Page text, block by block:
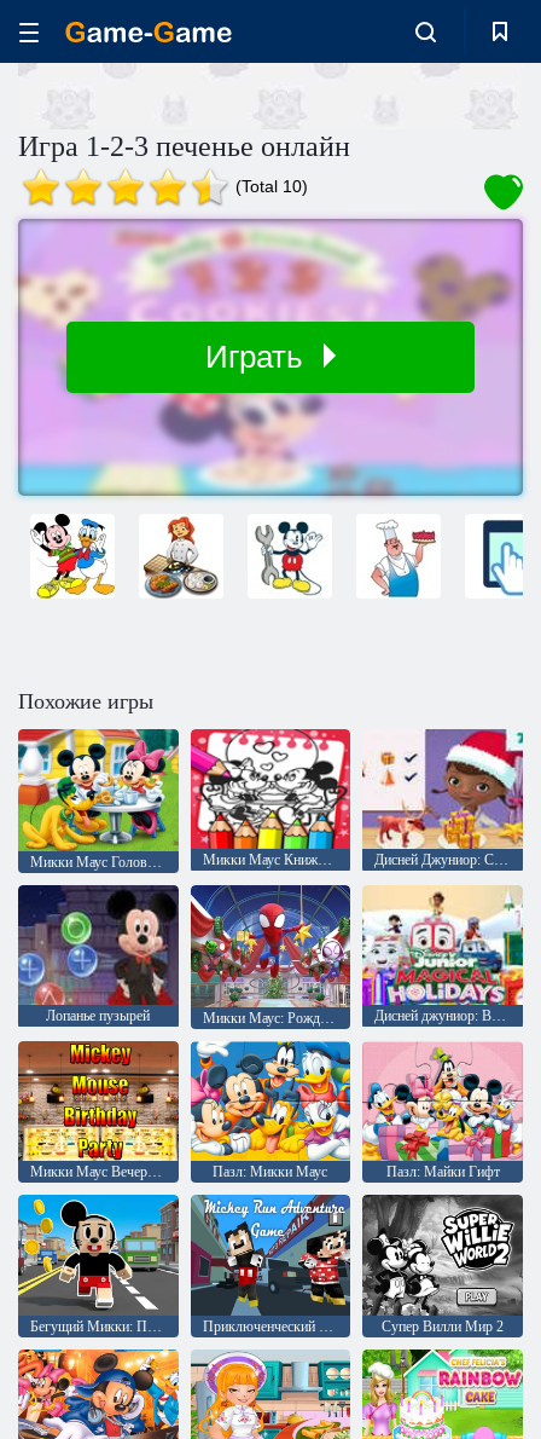
Игра 1-2-3 печенье онлайн
(Total 10)
Играть
Похожие игры
Микки Маус Головоломка пазл Микки Маус Книжка-раскраска Дисней Джуниор: Создатель игрушек
Лопанье пузырей Микки Маус: Рождественские игры Дисней джуниор: Волшебные каникулы
Микки Маус Вечеринка по случаю дня рождения Пазл: Микки Маус Пазл: Майки Гифт
Супер Вилли Мир 2